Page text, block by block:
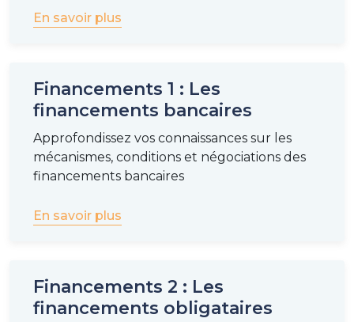
En savoir plus
Financements 1 : Les
financements bancaires
Approfondissez vos connaissances sur les
mécanismes, conditions et négociations des
financements bancaires
En savoir plus
Financements 2 : Les
financements obligataires